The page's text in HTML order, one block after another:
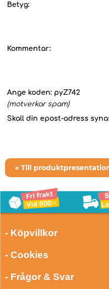
Betyg:
Kommentar:
Ange koden: pyZ742
(motverkar spam)
Skall din epost-adress
« Till
- Köpvillkor
- Cookies
- Frågor & Svar